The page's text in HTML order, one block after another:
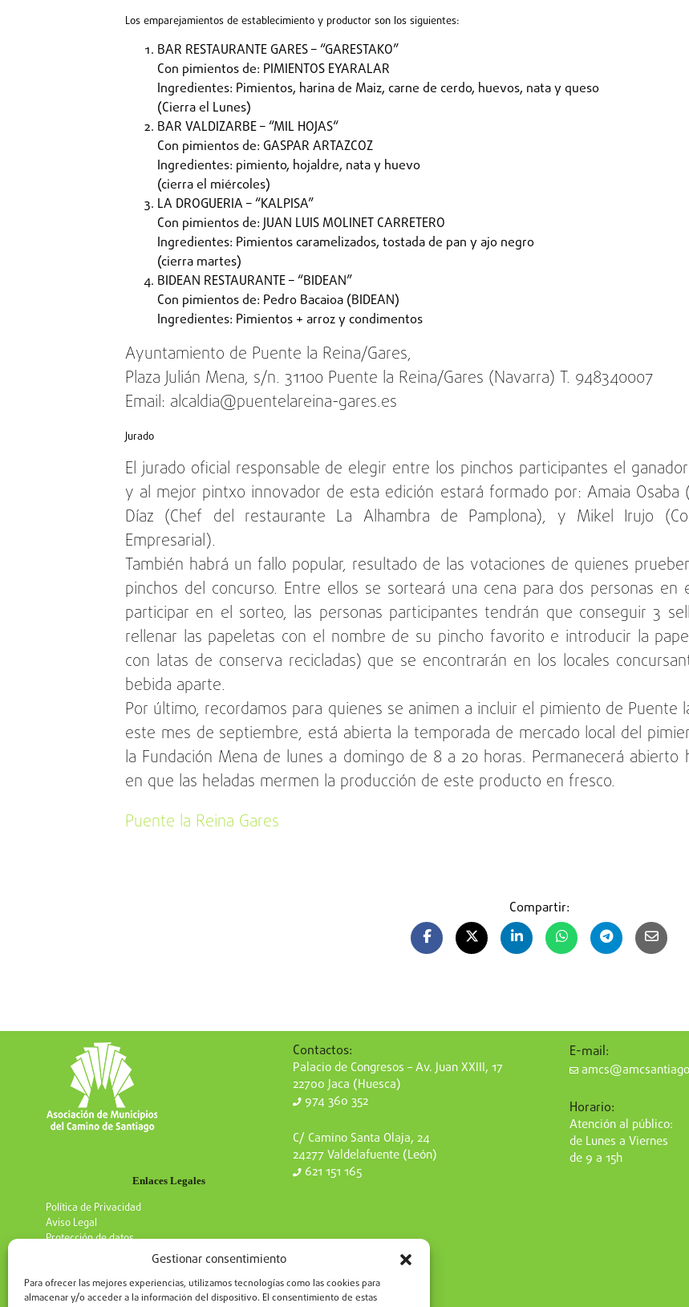
Gestionar consentimiento
Para ofrecer las mejores experiencias, utilizamos tecnologías como las cookies para
almacenar y/o acceder a la información del dispositivo. El consentimiento de estas
Los emparejamientos de establecimiento y productor son los siguientes:
BAR RESTAURANTE GARES – “GARESTAKO”
Con pimientos de: PIMIENTOS EYARALAR
Ingredientes: Pimientos, harina de Maiz, carne de cerdo, huevos, nata y queso
(Cierra el Lunes)
BAR VALDIZARBE – “MIL HOJAS“
Con pimientos de: GASPAR ARTAZCOZ
Ingredientes: pimiento, hojaldre, nata y huevo
(cierra el miércoles)
LA DROGUERIA – “KALPISA”
Con pimientos de: JUAN LUIS MOLINET CARRETERO
Ingredientes: Pimientos caramelizados, tostada de pan y ajo negro
(cierra martes)
BIDEAN RESTAURANTE – “BIDEAN”
Con pimientos de: Pedro Bacaioa (BIDEAN)
Ingredientes: Pimientos + arroz y condimentos
Ayuntamiento de Puente la Reina/Gares,
Plaza Julián Mena, s/n. 31100 Puente la Reina/Gares (Navarra) T. 948340007
Email: alcaldia@puentelareina-gares.es
Jurado
El jurado oficial responsable de elegir entre los pinchos participantes el
y al mejor pintxo innovador de esta edición estará formado por: Amaia Osaba
Díaz (Chef del restaurante La Alhambra de Pamplona), y Mikel Irujo
Empresarial).
También habrá un fallo popular, resultado de las votaciones de quienes
pinchos del concurso. Entre ellos se sorteará una cena para dos personas
participar en el sorteo, las personas participantes tendrán que conseguir 3
rellenar las papeletas con el nombre de su pincho favorito e introducir la
con latas de conserva recicladas) que se encontrarán en los locales
bebida aparte.
Por último, recordamos para quienes se animen a incluir el pimiento de Puente
este mes de septiembre, está abierta la temporada de mercado local del
la Fundación Mena de lunes a domingo de 8 a 20 horas. Permanecerá
en que las heladas mermen la producción de este producto en fresco.
Puente la Reina Gares
Compartir:
Enlaces Legales
Política de Privacidad
Aviso Legal
Protección de datos
Contactos:
Palacio de Congresos – Av. Juan XXIII, 17
22700 Jaca (Huesca)
974 360 352
C/ Camino Santa Olaja, 24
24277 Valdelafuente (León)
621 151 165
E-mail:
Horario:
Atención al público:
de Lunes a Viernes
de 9 a 15h